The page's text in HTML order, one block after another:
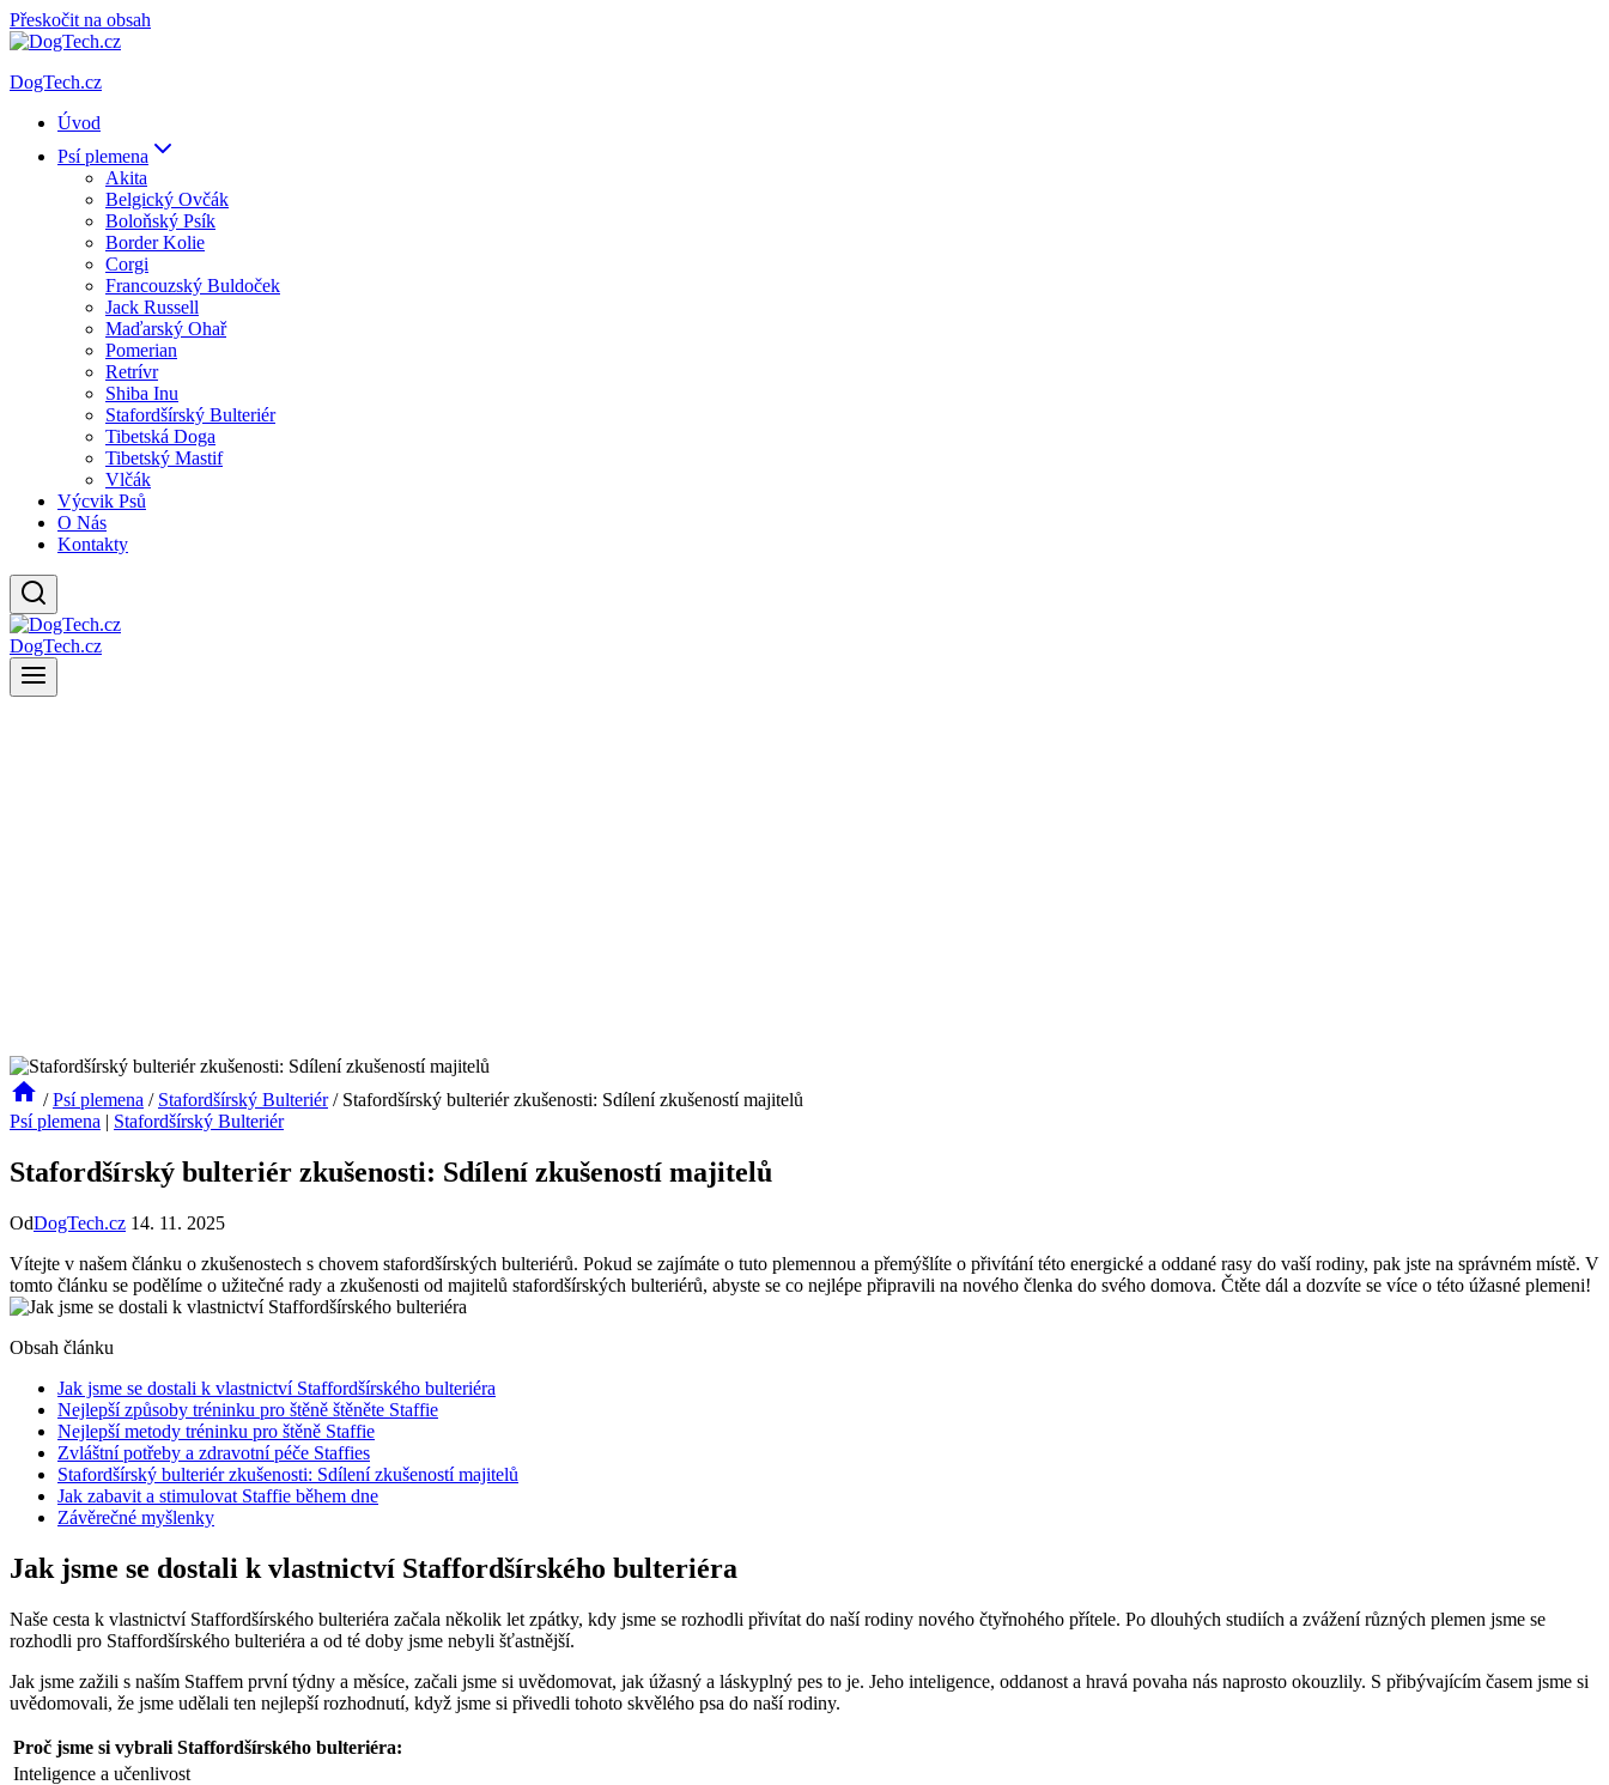
Přeskočit na obsah
DogTech.cz
Úvod
Psí plemena
Akita
Belgický Ovčák
Boloňský Psík
Border Kolie
Corgi
Francouzský Buldoček
Jack Russell
Maďarský Ohař
Pomerian
Retrívr
Shiba Inu
Stafordšírský Bulteriér
Tibetská Doga
Tibetský Mastif
Vlčák
Výcvik Psů
O Nás
Kontakty
DogTech.cz
/ Psí plemena / Stafordšírský Bulteriér / Stafordšírský bulteriér zkušenosti: Sdílení zkušeností majitelů
Psí plemena | Stafordšírský Bulteriér
Stafordšírský bulteriér zkušenosti: Sdílení zkušeností majitelů
OdDogTech.cz 14. 11. 2025
Vítejte v našem článku o zkušenostech s chovem stafordšírských bulteriérů. Pokud se zajímáte o tuto plemennou a přemýšlíte o přivítání této energické a oddané rasy do vaší rodiny, pak jste na správném místě. V
tomto článku se podělíme o užitečné rady a zkušenosti od majitelů stafordšírských bulteriérů, abyste se co nejlépe připravili na nového členka do svého domova. Čtěte dál a dozvíte se více o této úžasné plemeni!
Obsah článku
Jak jsme se dostali k vlastnictví Staffordšírského bulteriéra
Nejlepší způsoby tréninku pro štěně štěněte Staffie
Nejlepší metody tréninku pro štěně Staffie
Zvláštní potřeby a zdravotní péče Staffies
Stafordšírský bulteriér zkušenosti: Sdílení zkušeností majitelů
Jak zabavit a stimulovat Staffie během dne
Závěrečné myšlenky
Jak jsme se dostali k vlastnictví Staffordšírského bulteriéra
Naše cesta k vlastnictví Staffordšírského bulteriéra začala několik let zpátky, kdy jsme se rozhodli přivítat do naší rodiny nového čtyřnohého přítele. Po dlouhých studiích a zvážení různých plemen jsme se
rozhodli pro Staffordšírského bulteriéra a od té doby jsme nebyli šťastnější.
Jak jsme zažili s naším Staffem první týdny a měsíce, začali jsme si uvědomovat, jak úžasný a láskyplný pes to je. Jeho inteligence, oddanost a hravá povaha nás naprosto okouzlily. S přibývajícím časem jsme si
uvědomovali, že jsme udělali ten nejlepší rozhodnutí, když jsme si přivedli tohoto skvělého psa do naší rodiny.
Proč jsme si vybrali Staffordšírského bulteriéra:
Inteligence a učenlivost